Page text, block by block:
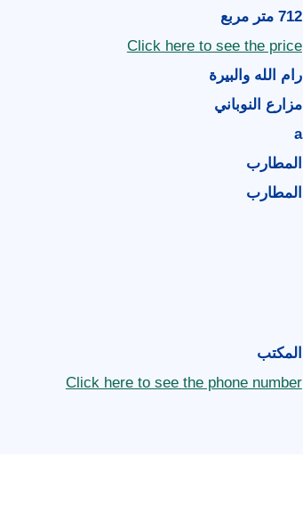
712 متر مربع
Click here to see the price
رام الله والبيرة
مزارع النوباني
a
المطارب
المطارب
المكتب
Click here to see the phone number